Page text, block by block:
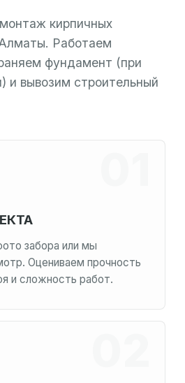
кирпичных
Работаем
фундамент (при
и вывозим строительный
забора или мы
Оцениваем прочность
и сложность работ.